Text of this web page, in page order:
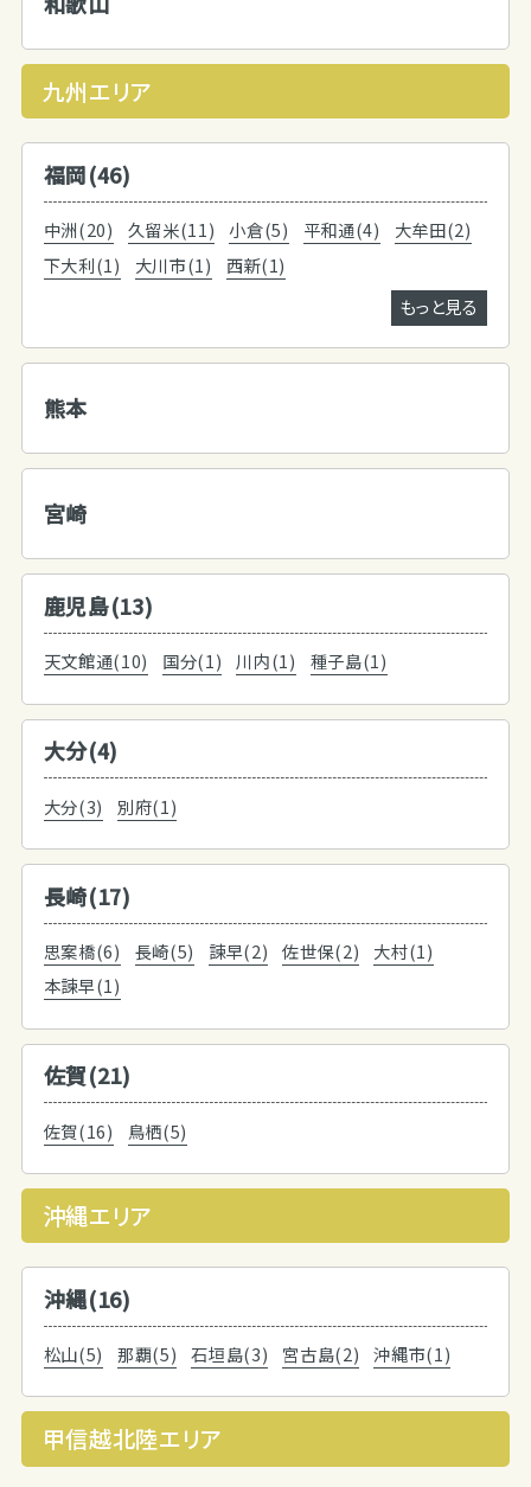
九州エリア
福岡(46)
中洲(20) 久留米(11) 小倉(5) 平和通(4)
大牟田(2)
下大利(1)
大川市(1)
西新(1)
もっと見る
熊本
宮崎
鹿児島(13)
天文館通(10) 国分(1) 川内(1) 種子島(1)
大分(4)
大分(3) 別府(1)
長崎(17)
思案橋(6) 長崎(5) 諫早(2) 佐世保(2)
大村(1)
本諫早(1)
佐賀(21)
佐賀(16) 鳥栖(5)
沖縄エリア
沖縄(16)
松山(5) 那覇(5) 石垣島(3) 宮古島(2) 沖縄市(1)
甲信越北陸エリア